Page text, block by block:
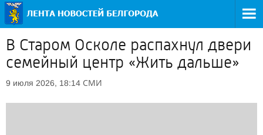
В Старом Осколе распахнул двери
семейный центр «Жить дальше»
9 июля 2026, 18:14 СМИ